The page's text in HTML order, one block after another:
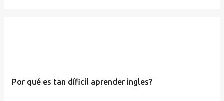
Por qué es tan díficil aprender ingles?